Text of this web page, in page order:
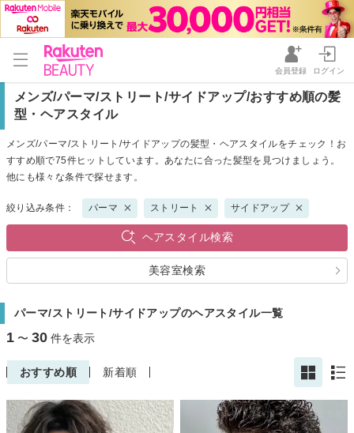
会員登録 ログイン
メンズ/パーマ/ストリート/サイドアップ/おすすめ順の髪
型・ヘアスタイル
メンズ/パーマ/ストリート/サイドアップの髪型・ヘアスタイルをチェック！お
すすめ順で75件ヒットしています。あなたに合った髪型を見つけましょう。
他にも様々な条件で探せます。
絞り込み条件： パーマ ストリート サイドアップ
ヘアスタイル検索
美容室検索
パーマ/ストリート/サイドアップのヘアスタイル一覧
1 〜 30 件を表示
おすすめ順 新着順